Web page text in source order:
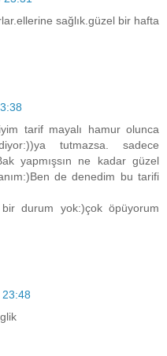
sağlık.güzel bir hafta
tarif mayalı hamur olunca
tutmazsa. sadece
yapmışsın ne kadar güzel
de denedim bu tarifi
durum yok:)çok öpüyorum